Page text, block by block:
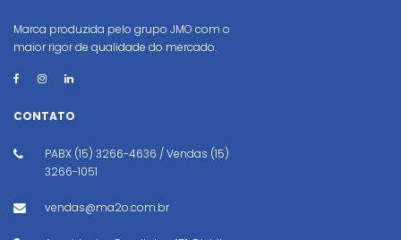
Marca produzida pelo grupo JMO com o
maior rigor de qualidade do mercado.
CONTATO
PABX (15) 3266-4636 / Vendas (15)
3266-1051
vendas@ma2o.com.br